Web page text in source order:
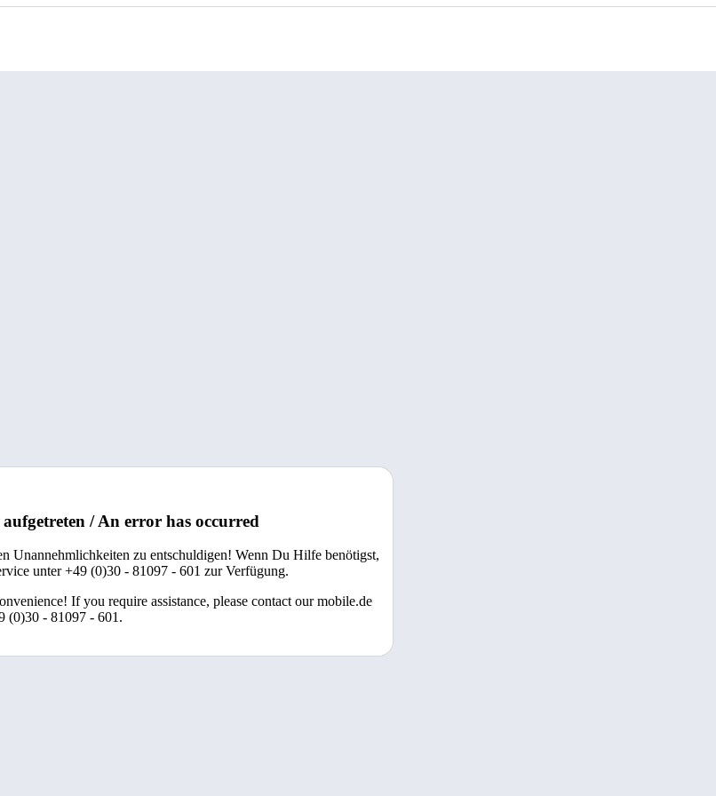
/ An error has occurred
Unannehmlichkeiten zu entschuldigen! Wenn Du Hilfe benötigst,
unter +49 (0)30 - 81097 - 601 zur Verfügung.
If you require assistance, please contact our mobile.de
(0)30 - 81097 - 601.